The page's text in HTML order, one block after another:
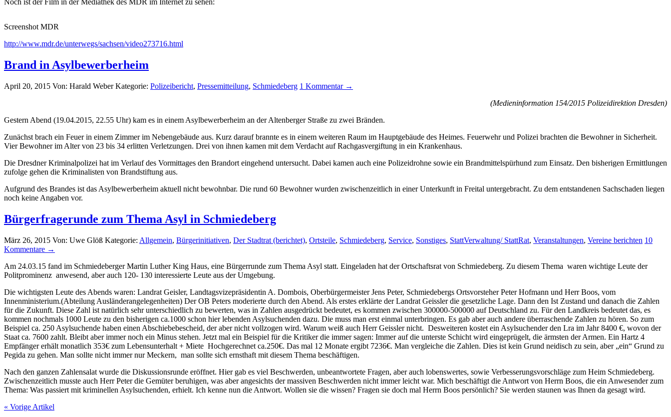
Noch ist der Film in der Mediathek des MDR im Internet zu sehen:
Screenshot MDR
http://www.mdr.de/unterwegs/sachsen/video273716.html
Brand in Asylbewerberheim
April 20, 2015 Von: Harald WeberKategorie: Polizeibericht, Pressemitteilung, Schmiedeberg 1 Kommentar →
(Medieninformation 154/2015 Polizeidirektion Dresden)
Gestern Abend (19.04.2015, 22.55 Uhr) kam es in einem Asylbewerberheim an der Altenberger Straße zu zwei Bränden.
Zunächst brach ein Feuer in einem Zimmer im Nebengebäude aus. Kurz darauf brannte es in einem weiteren Raum im Hauptgebäude des Heimes. Feuerwehr und Polizei brachten die Bewohner in Sicherheit.
Vier Bewohner im Alter von 23 bis 34 erlitten Verletzungen. Drei von ihnen kamen mit dem Verdacht auf Rachgasvergiftung in ein Krankenhaus.
Die Dresdner Kriminalpolizei hat im Verlauf des Vormittages den Brandort eingehend untersucht. Dabei kamen auch eine Polizeidrohne sowie ein Brandmittelspürhund zum Einsatz. Den bisherigen Ermittlungen
zufolge gehen die Kriminalisten von Brandstiftung aus.
Aufgrund des Brandes ist das Asylbewerberheim aktuell nicht bewohnbar. Die rund 60 Bewohner wurden zwischenzeitlich in einer Unterkunft in Freital untergebracht. Zu dem entstandenen Sachschaden liegen
noch keine Angaben vor.
Bürgerfragerunde zum Thema Asyl in Schmiedeberg
März 26, 2015 Von: Uwe Glöß Kategorie: Allgemein, Bürgerinitiativen, Der Stadtrat (berichtet), Ortsteile, Schmiedeberg, Service, Sonstiges, StattVerwaltung/ StattRat, Veranstaltungen, Vereine berichten 10
Kommentare →
Am 24.03.15 fand im Schmiedeberger Martin Luther King Haus, eine Bürgerrunde zum Thema Asyl statt. Eingeladen hat der Ortschaftsrat von Schmiedeberg. Zu diesem Thema waren wichtige Leute der
Politprominenz anwesend, aber auch 120- 130 interessierte Leute aus der Umgebung.
Die wichtigsten Leute des Abends waren: Landrat Geisler, Landtagsvizepräsidentin A. Dombois, Oberbürgermeister Jens Peter, Schmiedebergs Ortsvorsteher Peter Hofmann und Herr Boos, vom
Innenministerium.(Abteilung Ausländerangelegenheiten) Der OB Peters moderierte durch den Abend. Als erstes erklärte der Landrat Geissler die gesetzliche Lage. Dann den Ist Zustand und danach die Zahlen
für die Zukunft. Diese Zahl ist natürlich sehr unterschiedlich zu bewerten, was in Zahlen ausgedrückt bedeutet, es kommen zwischen 300000-500000 auf Deutschland zu. Für den Landkreis bedeutet das, es
kommen nochmals 1000 Leute zu den bisherigen ca.1000 schon hier lebenden Asylsuchenden dazu. Die muss man erst einmal unterbringen. Es gab aber auch andere überraschende Zahlen zu hören. So zum
Beispiel ca. 250 Asylsuchende haben einen Abschiebebescheid, der aber nicht vollzogen wird. Warum weiß auch Herr Geissler nicht. Desweiteren kostet ein Asylsuchender den Lra im Jahr 8400 €, wovon der
Staat ca. 7600 zahlt. Bleibt aber immer noch ein Minus stehen. Jetzt mal ein Beispiel für die Kritiker die immer sagen: Immer auf die unterste Schicht wird eingeprügelt, die ärmsten der Armen. Ein Hartz 4
Empfänger erhält monatlich 353€ zum Lebensunterhalt + Miete Hochgerechnet ca.250€. Das mal 12 Monate ergibt 7236€. Man vergleiche die Zahlen. Dies ist kein Grund neidisch zu sein, aber „ein“ Grund zu
Pegida zu gehen. Man sollte nicht immer nur Meckern, man sollte sich ernsthaft mit diesem Thema beschäftigen.
Nach den ganzen Zahlensalat wurde die Diskussionsrunde eröffnet. Hier gab es viel Beschwerden, unbeantwortete Fragen, aber auch lobenswertes, sowie Verbesserungsvorschläge zum Heim Schmiedeberg.
Zwischenzeitlich musste auch Herr Peter die Gemüter beruhigen, was aber angesichts der massiven Beschwerden nicht immer leicht war. Mich beschäftigt die Antwort von Herrn Boos, die ein Anwesender zum
Thema: Was passiert mit kriminellen Asylsuchenden, erhielt. Ich kenne nun die Antwort. Wollen sie die wissen? Fragen sie doch mal Herrn Boos persönlich? Sie werden staunen was Ihnen da gesagt wird.
« Vorige Artikel